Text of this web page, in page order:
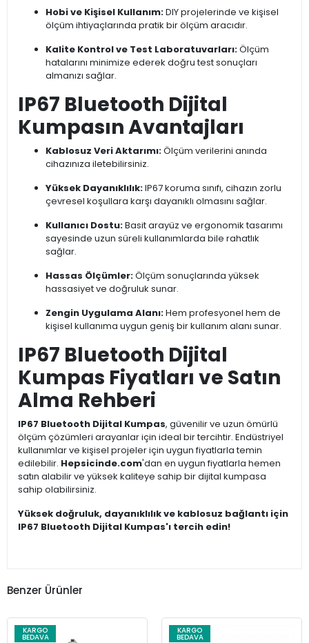
Hobi ve Kişisel Kullanım:DIY projelerinde ve kişisel
ölçüm ihtiyaçlarında pratik bir ölçüm aracıdır.
Kalite Kontrol ve Test Laboratuvarları:Ölçüm
hatalarını minimize ederek doğru test sonuçları
almanızı sağlar.
IP67 Bluetooth Dijital
Kumpasın Avantajları
Kablosuz Veri Aktarımı:Ölçüm verilerini anında
cihazınıza iletebilirsiniz.
Yüksek Dayanıklılık:IP67 koruma sınıfı, cihazın zorlu
çevresel koşullara karşı dayanıklı olmasını sağlar.
Kullanıcı Dostu:Basit arayüz ve ergonomik tasarımı
sayesinde uzun süreli kullanımlarda bile rahatlık
sağlar.
Hassas Ölçümler:Ölçüm sonuçlarında yüksek
hassasiyet ve doğruluk sunar.
Zengin Uygulama Alanı:Hem profesyonel hem de
kişisel kullanıma uygun geniş bir kullanım alanı sunar.
IP67 Bluetooth Dijital
Kumpas Fiyatları ve Satın
Alma Rehberi
IP67 Bluetooth Dijital Kumpas, güvenilir ve uzun ömürlü
ölçüm çözümleri arayanlar için ideal bir tercihtir. Endüstriyel
kullanımlar ve kişisel projeler için uygun fiyatlarla temin
edilebilir. Hepsicinde.com'dan en uygun fiyatlarla hemen
satın alabilir ve yüksek kaliteye sahip bir dijital kumpasa
sahip olabilirsiniz.
Yüksek doğruluk, dayanıklılık ve kablosuz bağlantı için
IP67 Bluetooth Dijital Kumpas'ı tercih edin!
Benzer Ürünler
KARGO
BEDAVA
KARGO
BEDAVA